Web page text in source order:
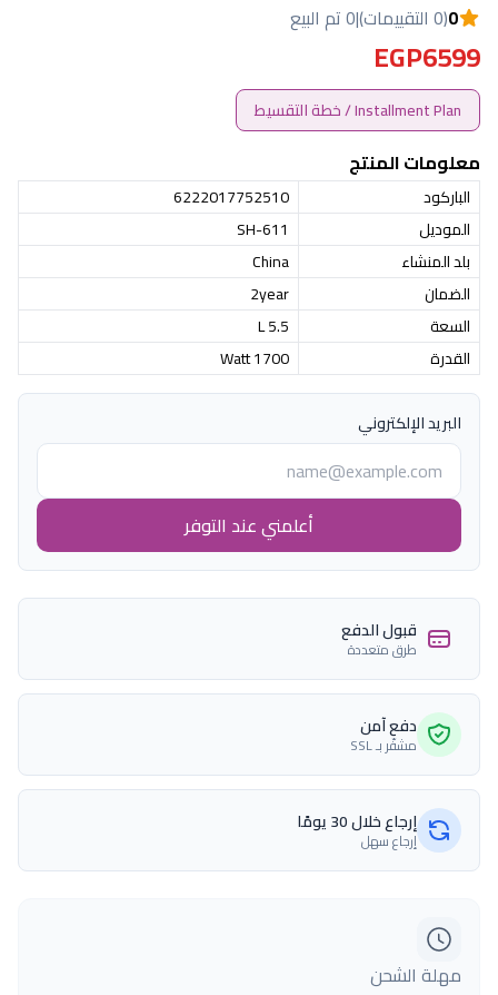
0(0 التقييمات) |0 تم البيع
EGP6599
Installment Plan / خطة التقسيط
معلومات المنتج
الباركود
6222017752510
الموديل
SH-611
بلد المنشاء
China
الضمان
2year
السعة
5.5 L
القدرة
1700 Watt
البريد الإلكتروني
أعلمني عند التوفر
قبول الدفع
طرق متعددة
دفع آمن
مشفّر بـ SSL
إرجاع خلال 30 يومًا
إرجاع سهل
مهلة الشحن